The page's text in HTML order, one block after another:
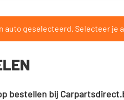
auto geselecteerd. Selecteer je
bestellen bij